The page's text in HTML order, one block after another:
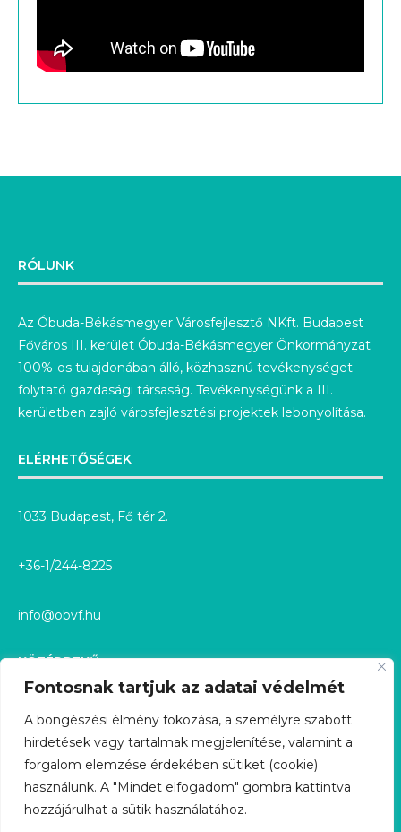
Fontosnak tartjuk az adatai védelmét
A böngészési élmény fokozása, a személyre szabott
hirdetések vagy tartalmak megjelenítése, valamint a
forgalom elemzése érdekében sütiket (cookie)
használunk. A "Mindet elfogadom" gombra kattintva
hozzájárulhat a sütik használatához.
RÓLUNK
Az Óbuda-Békásmegyer Városfejlesztő NKft. Budapest
Főváros III. kerület Óbuda-Békásmegyer Önkormányzat
100%-os tulajdonában álló, közhasznú tevékenységet
folytató gazdasági társaság. Tevékenységünk a III.
kerületben zajló városfejlesztési projektek lebonyolítása.
ELÉRHETŐSÉGEK
1033 Budapest, Fő tér 2.
+36-1/244-8225
info@obvf.hu
KÖZÉRDEKŰ
KÖZÉRDEKŰ ADATOK
KÖZÉRDEKŰ ADATIGÉNYLÉS
GDPR